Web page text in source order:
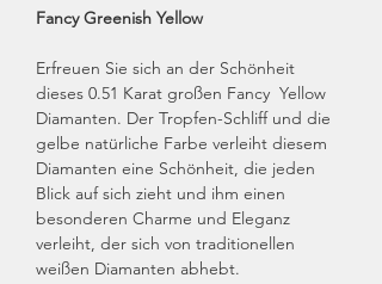
Fancy Greenish Yellow
Erfreuen Sie sich an der Schönheit
dieses 0.51 Karat großen Fancy Yellow
Diamanten. Der Tropfen-Schliff und die
gelbe natürliche Farbe verleiht diesem
Diamanten eine Schönheit, die jeden
Blick auf sich zieht und ihm einen
besonderen Charme und Eleganz
verleiht, der sich von traditionellen
weißen Diamanten abhebt.